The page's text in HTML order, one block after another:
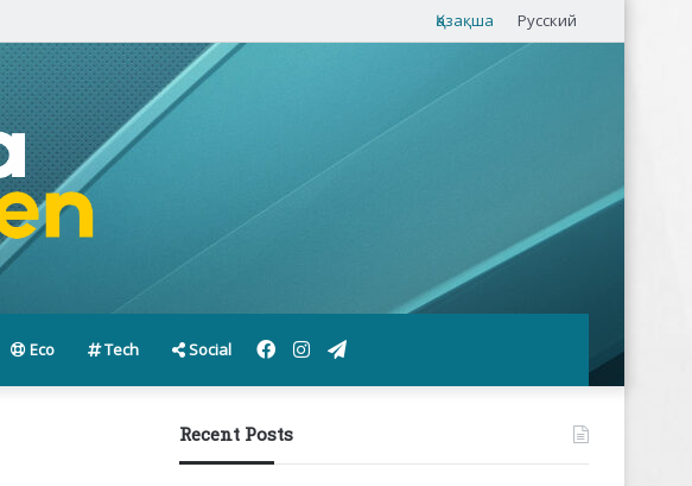
Қазақша Русский
Eco Tech Social Telegram
Instagram
Facebook
Recent Posts